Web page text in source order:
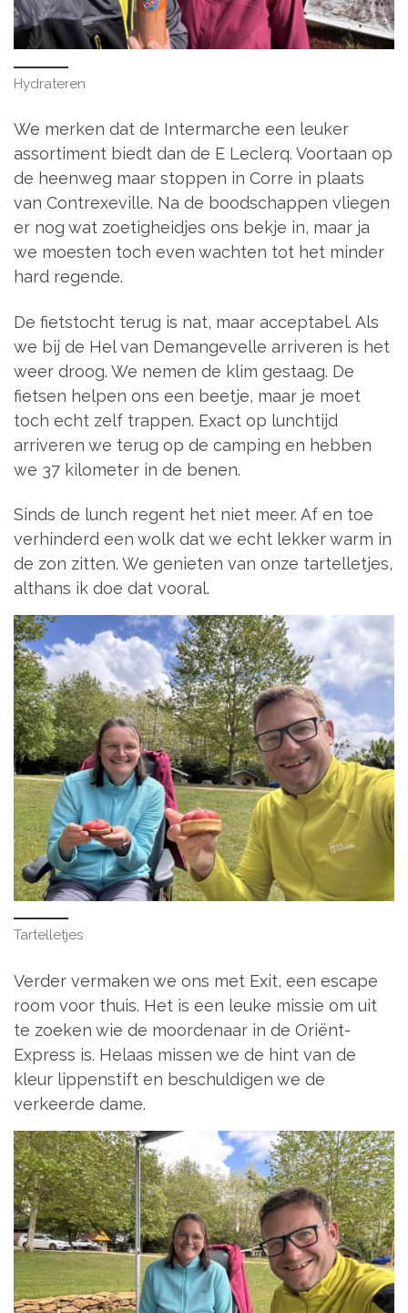
Hydrateren
We merken dat de Intermarche een leuker
assortiment biedt dan de E Leclerq. Voortaan op
de heenweg maar stoppen in Corre in plaats
van Contrexeville. Na de boodschappen vliegen
er nog wat zoetigheidjes ons bekje in, maar ja
we moesten toch even wachten tot het minder
hard regende.
De fietstocht terug is nat, maar acceptabel. Als
we bij de Hel van Demangevelle arriveren is het
weer droog. We nemen de klim gestaag. De
fietsen helpen ons een beetje, maar je moet
toch echt zelf trappen. Exact op lunchtijd
arriveren we terug op de camping en hebben
we 37 kilometer in de benen.
Sinds de lunch regent het niet meer. Af en toe
verhinderd een wolk dat we echt lekker warm in
de zon zitten. We genieten van onze tartelletjes,
althans ik doe dat vooral.
Tartelletjes
Verder vermaken we ons met Exit, een escape
room voor thuis. Het is een leuke missie om uit
te zoeken wie de moordenaar in de Oriënt-
Express is. Helaas missen we de hint van de
kleur lippenstift en beschuldigen we de
verkeerde dame.